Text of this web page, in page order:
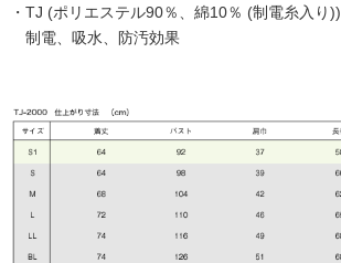
・TJ (ポリエステル90％、綿10％ (制電糸入り))
制電、吸水、防汚効果